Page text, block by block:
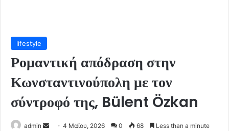
lifestyle
Ρομαντική απόδραση στην
Κωνσταντινούπολη με τον
σύντροφό της, Bülent Özkan
admin
Send4 Μαΐου, 2026 0 68 Less than a minute